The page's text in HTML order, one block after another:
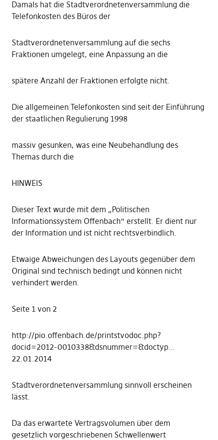
Damals hat die Stadtverordnetenversammlung die
Telefonkosten des Büros der
Stadtverordnetenversammlung auf die sechs
Fraktionen umgelegt, eine Anpassung an die
spätere Anzahl der Fraktionen erfolgte nicht.
Die allgemeinen Telefonkosten sind seit der Einführung
der staatlichen Regulierung 1998
massiv gesunken, was eine Neubehandlung des
Themas durch die
HINWEIS
Dieser Text wurde mit dem „Politischen
Informationssystem Offenbach“ erstellt. Er dient nur
der Information und ist nicht rechtsverbindlich.
Etwaige Abweichungen des Layouts gegenüber dem
Original sind technisch bedingt und können nicht
verhindert werden.
Seite 1 von 2
http://pio.offenbach.de/printstvodoc.php?
docid=2012-0010338&dsnummer=&doctyp…
22.01.2014
Stadtverordnetenversammlung sinnvoll erscheinen
lässt.
Da das erwartete Vertragsvolumen über dem
gesetzlich vorgeschriebenen Schwellenwert